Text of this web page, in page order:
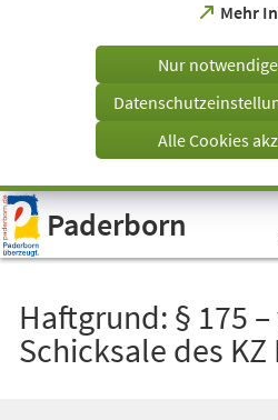
Visuelle
Assistenzsoftware
öffnen.
Mehr
(Öffnet
einem
Tab)
Nur
Alle Cookies
Paderborn
Haftgrund: § 175
Schicksale des